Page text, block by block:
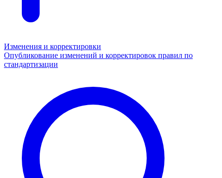
Изменения и корректировки
Опубликование изменений и корректировок правил по
стандартизации